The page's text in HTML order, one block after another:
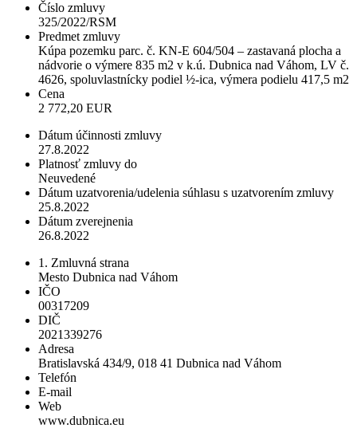
Číslo zmluvy
325/2022/RSM
Predmet zmluvy
Kúpa pozemku parc. č. KN-E 604/504 – zastavaná plocha a
nádvorie o výmere 835 m2 v k.ú. Dubnica nad Váhom, LV č.
4626, spoluvlastnícky podiel ½-ica, výmera podielu 417,5 m2
Cena
2 772,20 EUR
Dátum účinnosti zmluvy
27.8.2022
Platnosť zmluvy do
Neuvedené
Dátum uzatvorenia/udelenia súhlasu s uzatvorením zmluvy
25.8.2022
Dátum zverejnenia
26.8.2022
1. Zmluvná strana
Mesto Dubnica nad Váhom
IČO
00317209
DIČ
2021339276
Adresa
Bratislavská 434/9, 018 41 Dubnica nad Váhom
Telefón
E-mail
Web
www.dubnica.eu